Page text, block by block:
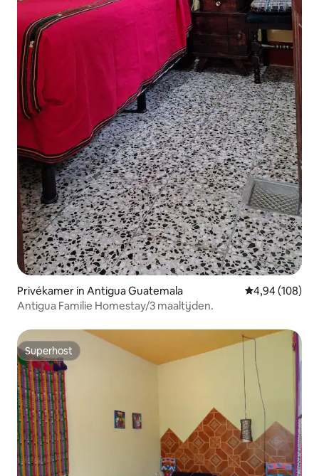
Privékamer in Antigua Guatemala Gemiddelde
4,94 (108)
Antigua Familie Homestay/3 maaltijden.
Superhost
Superhost